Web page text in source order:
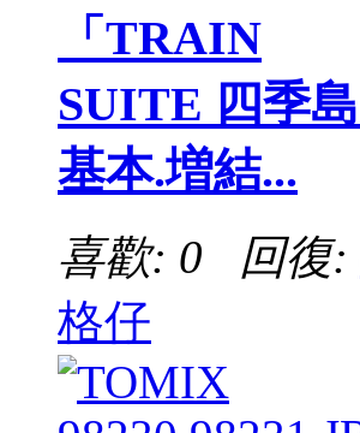
「TRAIN
SUITE 四季島
基本.増結...
喜歡: 0 回復:
格仔